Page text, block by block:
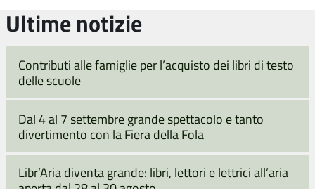
Ultime notizie
Contributi alle famiglie per l’acquisto dei libri di testo
delle scuole
Dal 4 al 7 settembre grande spettacolo e tanto
divertimento con la Fiera della Fola
Libr’Aria diventa grande: libri, lettori e lettrici all’aria